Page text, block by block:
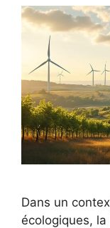
Dans un
écologiques,